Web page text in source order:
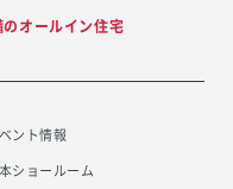
オールイン住宅
ント情報
ショールーム